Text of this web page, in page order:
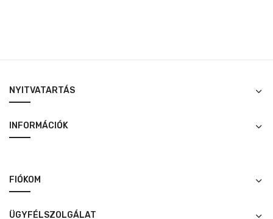
NYITVATARTÁS
INFORMÁCIÓK
FIÓKOM
ÜGYFÉLSZOLGÁLAT